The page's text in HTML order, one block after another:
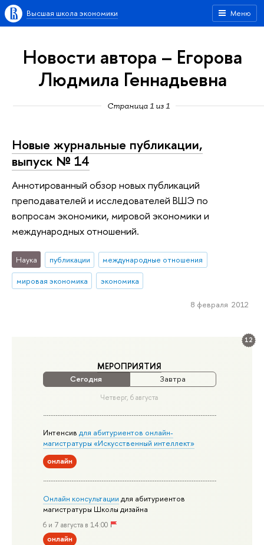
Меню
Высшая школа экономики
Новости автора – Егорова
Людмила Геннадьевна
Страница 1 из 1
12
МЕРОПРИЯТИЯ
Сегодня Завтра
Четверг, 6 августа
Интенсивдля абитуриентов онлайн-
магистратуры «Искусственный интеллект»
онлайн
Онлайн консультации для абитуриентов
магистратуры Школы дизайна
6 и 7 августа в 14:00
онлайн
Новые журнальные публикации,
выпуск № 14
Аннотированный обзор новых публикаций
преподавателей и исследователей ВШЭ по
вопросам экономики, мировой экономики и
международных отношений.
Наука публикации
международные отношения
мировая экономика
экономика
8 февраля 2012